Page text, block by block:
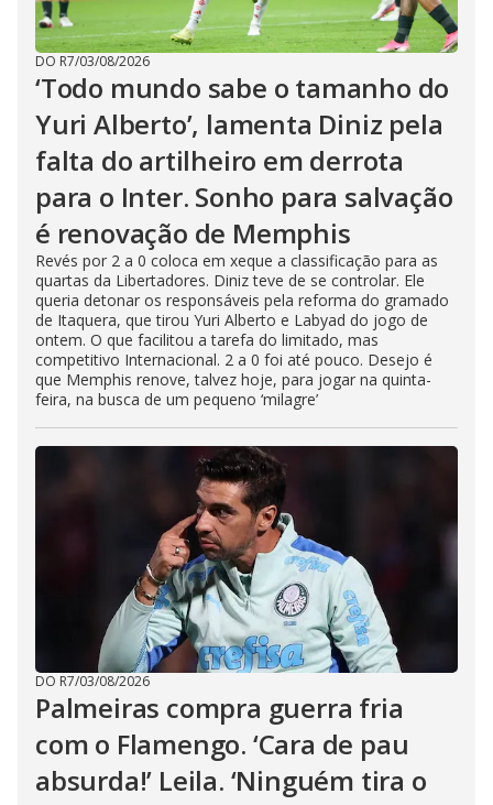
DO R7/03/08/2026
‘Todo mundo sabe o tamanho do
Yuri Alberto’, lamenta Diniz pela
falta do artilheiro em derrota
para o Inter. Sonho para salvação
é renovação de Memphis
Revés por 2 a 0 coloca em xeque a classificação para as
quartas da Libertadores. Diniz teve de se controlar. Ele
queria detonar os responsáveis pela reforma do gramado
de Itaquera, que tirou Yuri Alberto e Labyad do jogo de
ontem. O que facilitou a tarefa do limitado, mas
competitivo Internacional. 2 a 0 foi até pouco. Desejo é
que Memphis renove, talvez hoje, para jogar na quinta-
feira, na busca de um pequeno ‘milagre’
DO R7/03/08/2026
Palmeiras compra guerra fria
com o Flamengo. ‘Cara de pau
absurda!’ Leila. ‘Ninguém tira o